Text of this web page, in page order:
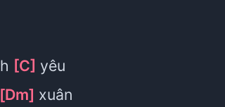
[C] yêu
[Dm] xuân